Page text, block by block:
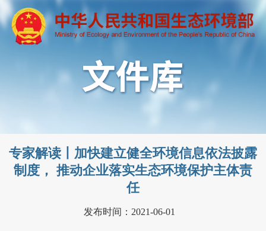
专家解读丨加快建立健全环境信息依法披露
制度， 推动企业落实生态环境保护主体责
任
发布时间：2021-06-01